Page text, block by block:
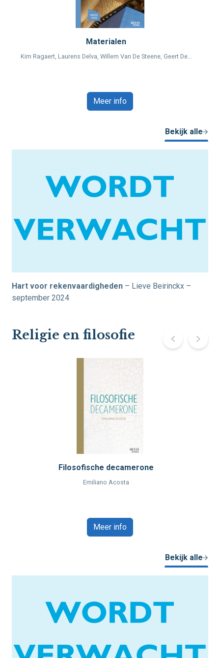
Materialen
Kim Ragaert, Laurens Delva, Willem Van De Steene, Geert De…
Meer info
Bekijk alle
Hart voor rekenvaardigheden – Lieve Beirinckx –
september 2024
Religie en filosofie
Filosofische decamerone
Emiliano Acosta
Meer info
Bekijk alle